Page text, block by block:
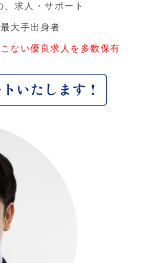
求人・サポート
大手出身者
ない優良求人を多数保有